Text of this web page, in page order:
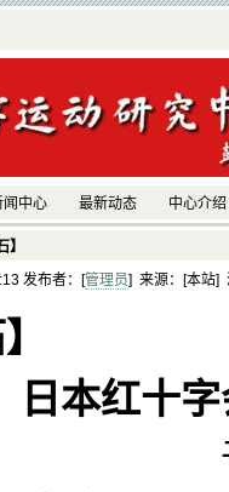
闻中心 最新动态 中心介绍
】
发布者：[管理员] 来源：[本站]
日本红十